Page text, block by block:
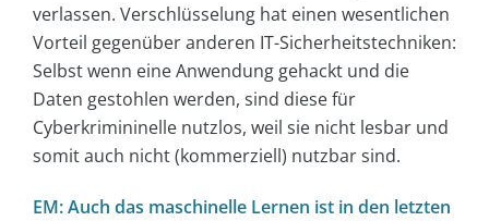
verlassen. Verschlüsselung hat einen wesentlichen
Vorteil gegenüber anderen IT-Sicherheitstechniken:
Selbst wenn eine Anwendung gehackt und die
Daten gestohlen werden, sind diese für
Cyberkrimininelle nutzlos, weil sie nicht lesbar und
somit auch nicht (kommerziell) nutzbar sind.
EM: Auch das maschinelle Lernen ist in den letzten